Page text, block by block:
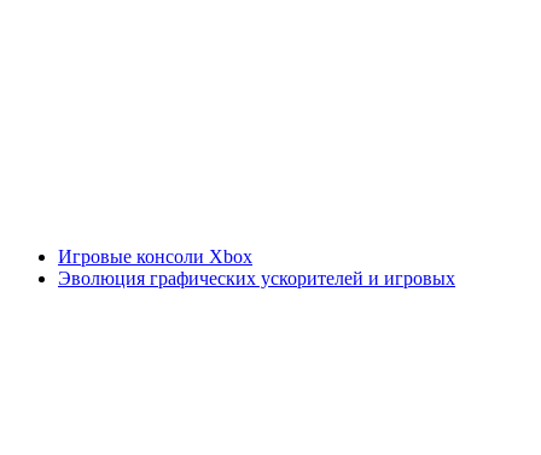
Игровые консоли Xbox
Эволюция графических ускорителей и игровых